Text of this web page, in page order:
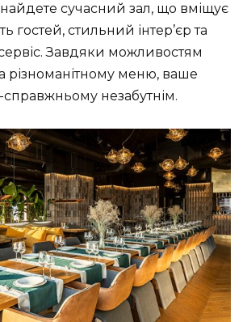
сучасний зал, що вміщує
гостей, стильний інтер’єр та
Завдяки можливостям
різноманітному меню, ваше
справжньому незабутнім.